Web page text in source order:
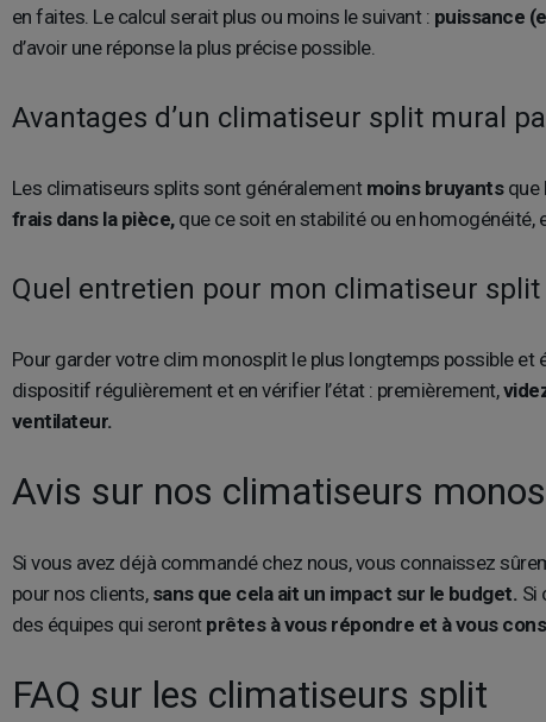
en faites. Le calcul serait plus ou moins le suivant : puissance
d’avoir une réponse la plus précise possible.
Avantages d’un climatiseur split mural
Les climatiseurs splits sont généralement moins bruyantsque
frais dans la pièce,que ce soit en stabilité ou en homogénéité,
Quel entretien pour mon climatiseur split
Pour garder votre clim monosplit le plus longtemps possible et
dispositif régulièrement et en vérifier l’état : premièrement,
ventilateur.
Avis sur nos climatiseurs
Si vous avez déjà commandé chez nous, vous connaissez
pour nos clients, sans que cela ait un impact sur le budget. Si
des équipes qui seront prêtes à vous répondre et à vous
FAQ sur les climatiseurs split